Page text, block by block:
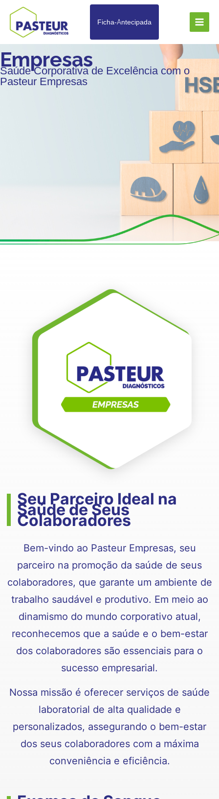
para
conteúdo
Ficha-Antecipada
Main
Empresas
Saúde Corporativa de Excelência com o
Pasteur Empresas
Seu Parceiro Ideal na
Saúde de Seus
Colaboradores
Bem-vindo ao Pasteur Empresas, seu
parceiro na promoção da saúde de seus
colaboradores, que garante um ambiente de
trabalho saudável e produtivo. Em meio ao
dinamismo do mundo corporativo atual,
reconhecemos que a saúde e o bem-estar
dos colaboradores são essenciais para o
sucesso empresarial.
Nossa missão é oferecer serviços de saúde
laboratorial de alta qualidade e
personalizados, assegurando o bem-estar
dos seus colaboradores com a máxima
conveniência e eficiência.